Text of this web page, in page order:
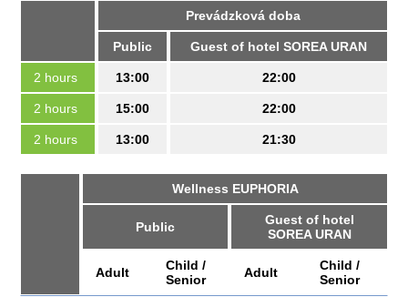
Prevádzková doba
Public Guest of hotel SOREA URAN
2 hours 13:00 22:00
2 hours 15:00 22:00
2 hours 13:00 21:30
Wellness EUPHORIA
Public
Guest of hotel
SOREA URAN
Adult
Child /
Senior
Adult
Child /
Senior